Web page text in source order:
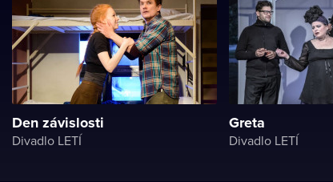
Den závislosti
Divadlo LETÍ
Greta
Divadlo LETÍ